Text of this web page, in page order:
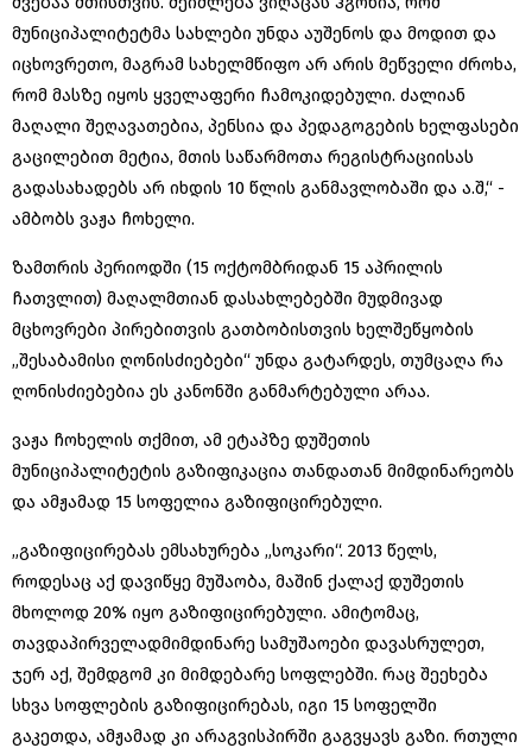
მუნიციპალიტეტმა სახლები უნდა აუშენოს და მოდით და
იცხოვრეთო, მაგრამ სახელმწიფო არ არის მეწველი ძროხა,
რომ მასზე იყოს ყველაფერი ჩამოკიდებული. ძალიან
მაღალი შეღავათებია, პენსია და პედაგოგების ხელფასები
გაცილებით მეტია, მთის საწარმოთა რეგისტრაციისას
გადასახადებს არ იხდის 10 წლის განმავლობაში და ა.შ,“ -
ამბობს ვაჟა ჩოხელი.
ზამთრის პერიოდში (15 ოქტომბრიდან 15 აპრილის
ჩათვლით) მაღალმთიან დასახლებებში მუდმივად
მცხოვრები პირებითვის გათბობისთვის ხელშეწყობის
„შესაბამისი ღონისძიებები“ უნდა გატარდეს, თუმცაღა რა
ღონისძიებებია ეს კანონში განმარტებული არაა.
ვაჟა ჩოხელის თქმით, ამ ეტაპზე დუშეთის
მუნიციპალიტეტის გაზიფიკაცია თანდათან მიმდინარეობს
და ამჟამად 15 სოფელია გაზიფიცირებული.
„გაზიფიცირებას ემსახურება „სოკარი“. 2013 წელს,
როდესაც აქ დავიწყე მუშაობა, მაშინ ქალაქ დუშეთის
მხოლოდ 20% იყო გაზიფიცირებული. ამიტომაც,
თავდაპირველადმიმდინარე სამუშაოები დავასრულეთ,
ჯერ აქ, შემდგომ კი მიმდებარე სოფლებში. რაც შეეხება
სხვა სოფლების გაზიფიცირებას, იგი 15 სოფელში
გაკეთდა, ამჟამად კი არაგვისპირში გაგვყავს გაზი. რთული